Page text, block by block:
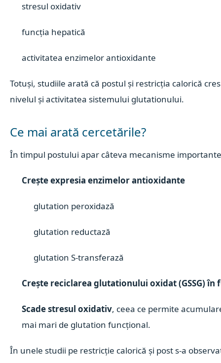
stresul oxidativ
funcția hepatică
activitatea enzimelor antioxidante
Totuși, studiile arată că postul și restricția calorică
nivelul și activitatea sistemului glutationului.
Ce mai arată cercetările?
În timpul postului apar câteva mecanisme
Crește expresia enzimelor antioxidante
glutation peroxidază
glutation reductază
glutation S-transferază
Crește reciclarea glutationului oxidat (GSSG) în
Scade stresul oxidativ, ceea ce permite
mai mari de glutation funcțional.
În unele studii pe restricție calorică și post s-a